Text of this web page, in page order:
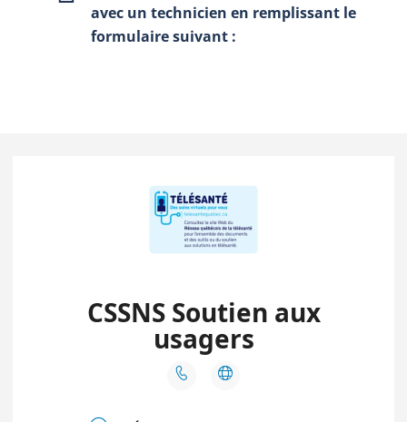
avec un technicien en remplissant le
formulaire suivant :